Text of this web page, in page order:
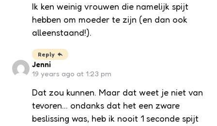
Ik ken weinig vrouwen die namelijk spijt
hebben om moeder te zijn (en dan ook
alleenstaand!).
Reply
Jenni
19 years ago at 1:23 pm
Dat zou kunnen. Maar dat weet je niet van
tevoren… ondanks dat het een zware
beslissing was, heb ik nooit 1 seconde spijt